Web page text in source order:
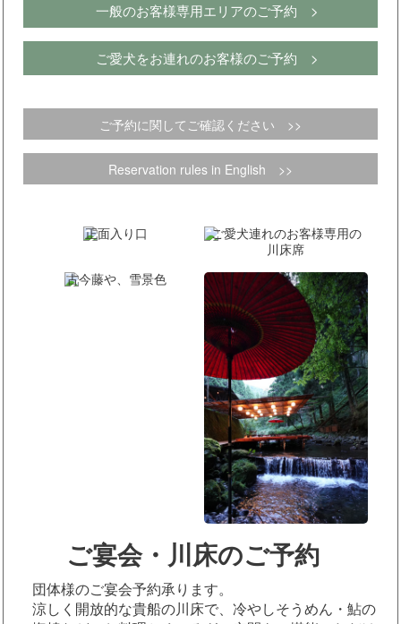
一般のお客様専用エリアのご予約 >
ご愛犬をお連れのお客様のご予約 >
ご予約に関してご確認ください >>
Reservation rules in English >>
ご宴会・川床のご予約
団体様のご宴会予約承ります。
涼しく開放的な貴船の川床で、冷やしそうめん・鮎の